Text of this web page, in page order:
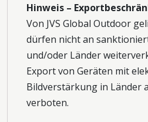
Hinweis –
Von JVS Global Outdoor
dürfen nicht an
und/oder Länder
Export von Geräten mit
Bildverstärkung in Länder
verboten.